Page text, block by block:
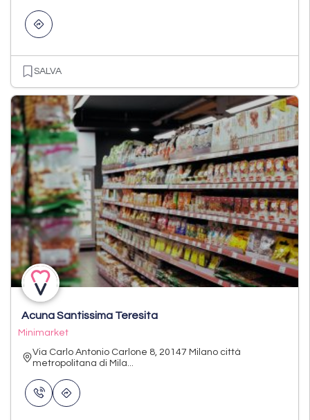
SALVA
Acuna Santissima Teresita
Minimarket
Via Carlo Antonio Carlone 8, 20147 Milano città
metropolitana di Mila...